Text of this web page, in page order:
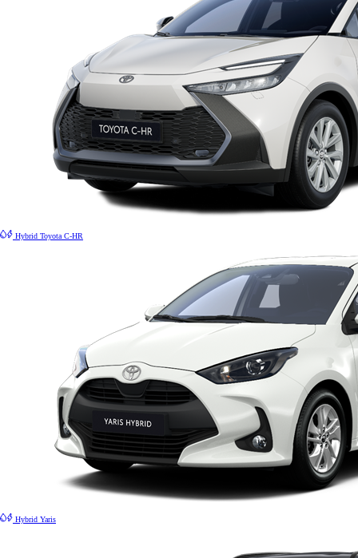
Hybrid Toyota C-HR
Hybrid Yaris